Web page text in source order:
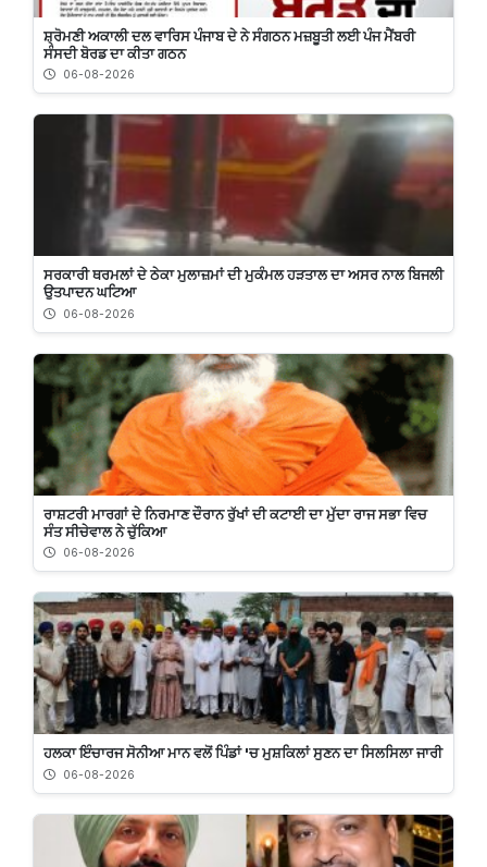
ਸ਼੍ਰੋਮਣੀ ਅਕਾਲੀ ਦਲ ਵਾਰਿਸ ਪੰਜਾਬ ਦੇ ਨੇ ਸੰਗਠਨ ਮਜ਼ਬੂਤੀ ਲਈ ਪੰਜ ਮੈਂਬਰੀ
ਸੰਸਦੀ ਬੋਰਡ ਦਾ ਕੀਤਾ ਗਠਨ
06-08-2026
ਸਰਕਾਰੀ ਥਰਮਲਾਂ ਦੇ ਠੇਕਾ ਮੁਲਾਜ਼ਮਾਂ ਦੀ ਮੁਕੰਮਲ ਹੜਤਾਲ ਦਾ ਅਸਰ ਨਾਲ ਬਿਜਲੀ
ਉਤਪਾਦਨ ਘਟਿਆ
06-08-2026
ਰਾਸ਼ਟਰੀ ਮਾਰਗਾਂ ਦੇ ਨਿਰਮਾਣ ਦੌਰਾਨ ਰੁੱਖਾਂ ਦੀ ਕਟਾਈ ਦਾ ਮੁੱਦਾ ਰਾਜ ਸਭਾ ਵਿਚ
ਸੰਤ ਸੀਚੇਵਾਲ ਨੇ ਚੁੱਕਿਆ
06-08-2026
ਹਲਕਾ ਇੰਚਾਰਜ ਸੋਨੀਆ ਮਾਨ ਵਲੋਂ ਪਿੰਡਾਂ 'ਚ ਮੁਸ਼ਕਿਲਾਂ ਸੁਣਨ ਦਾ ਸਿਲਸਿਲਾ ਜਾਰੀ
06-08-2026